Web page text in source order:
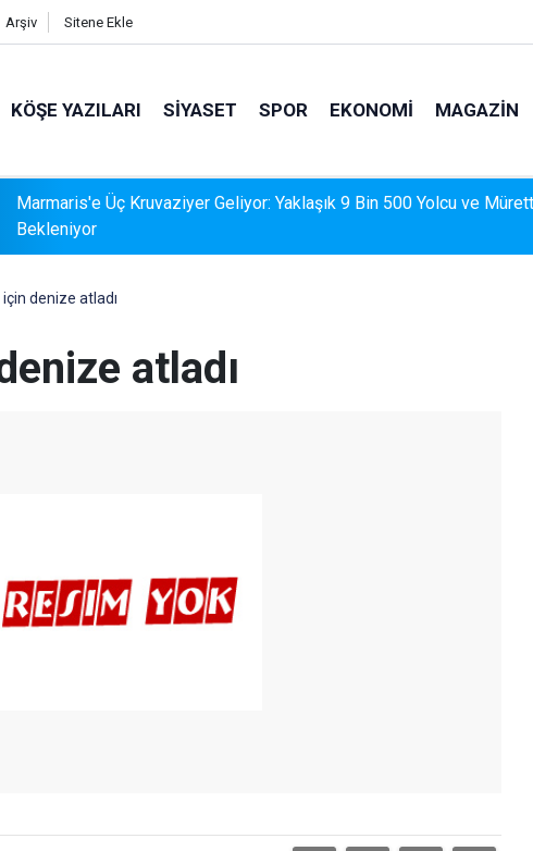
Arşiv Sitene Ekle
KÖŞE YAZILARI SIYASET SPOR EKONOMI MAGAZIN
MARMARİS'TE DERELERDE TEMİZLİK SEFERBERLİĞİ
denize atladı
atladı